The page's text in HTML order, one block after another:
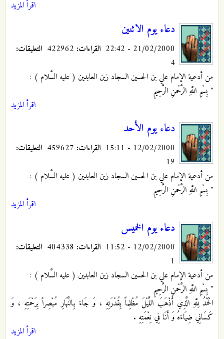
اقرأ المزيد
دعاء يوم الاثنين
21/02/2000 - 22:42 القراءات:
التعليقات:
4
من أدعية الإمام علي بن الحسين السجاد زين العابدين ( عليه السَّلام ) :
" بِسْمِ اللَّهِ الرَّحْمنِ الرَّحِيمِ
اقرأ المزيد
دعاء يوم الأحد
12/02/2000 - 15:11 القراءات:
التعليقات:
19
من أدعية الإمام علي بن الحسين السجاد زين العابدين ( عليه السَّلام ) :
" بِسْمِ اللَّهِ الرَّحْمنِ الرَّحِيمِ
اقرأ المزيد
دعاء يوم الخميس
12/02/2000 - 11:52 القراءات:
التعليقات:
1
من أدعية الإمام علي بن الحسين السجاد زين العابدين ( عليه السَّلام ) :
" بِسْمِ اللَّهِ الرَّحْمنِ الرَّحِيمِ
الْحَمْدُ لِلَّهِ الَّذِي أَذْهَبَ اللَّيْلَ مُظْلِماً بِقُدْرَتِهِ ، وَ جَاءَ بِالنَّهَارِ مُبْصِراً بِرَحْمَتِهِ ، وَ
كَسَانِي ضِيَاءَهُ وَ أَنَا فِي نِعْمَتِهِ .
اقرأ المزيد